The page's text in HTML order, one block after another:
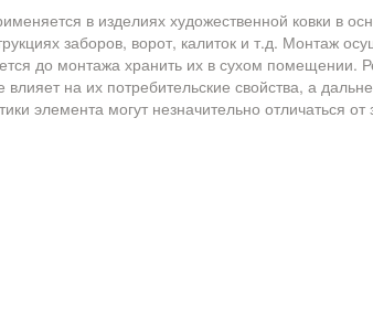
в изделиях художественной ковки в
заборов, ворот, калиток и т.д. Монтаж
до монтажа хранить их в сухом помещении.
на их потребительские свойства, а
элемента могут незначительно отличаться